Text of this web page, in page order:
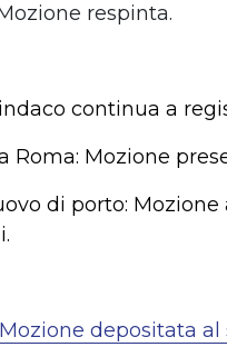
respinta.
continua a
Roma: Mozione
di porto:
Mozione depositata al